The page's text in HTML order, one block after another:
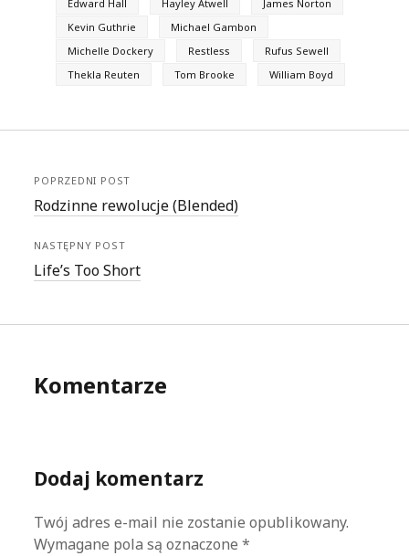
Edward Hall
Hayley Atwell
James Norton
Kevin Guthrie
Michael Gambon
Michelle Dockery
Restless
Rufus Sewell
Thekla Reuten
Tom Brooke William Boyd
POPRZEDNI POST
Rodzinne rewolucje (Blended)
NASTĘPNY POST
Life’s Too Short
Komentarze
Dodaj komentarz
Twój adres e-mail nie zostanie opublikowany.
Wymagane pola są oznaczone*